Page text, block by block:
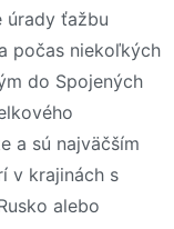
úrady ťažbu
počas niekoľkých
do Spojených
a sú najväčším
v krajinách s
alebo